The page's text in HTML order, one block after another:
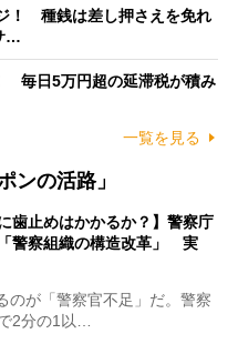
！ 種銭は差し押さえを免れ
…
毎日5万円超の延滞税が積み
一覧を見る
ンの活路」
歯止めはかかるか？】警察庁
警察組織の構造改革」 実
が「警察官不足」だ。警察
2分の1以…